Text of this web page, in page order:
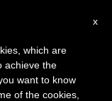
×
la pausa
de verano
x
which are
achieve the
want to know
of the cookies,